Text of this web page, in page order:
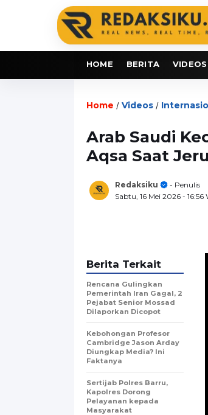
HOME BERITA VIDEOS
Home / Videos /
Arab Saudi
Aqsa Saat
Redaksiku
- Penulis
Sabtu, 16 Mei 2026 - 16:56
Berita Terkait
Rencana Gulingkan
Pemerintah Iran Gagal, 2
Pejabat Senior Mossad
Dilaporkan Dicopot
Kebohongan Profesor
Cambridge Jason Arday
Diungkap Media? Ini
Faktanya
Sertijab Polres Barru,
Kapolres Dorong
Pelayanan kepada
Masyarakat